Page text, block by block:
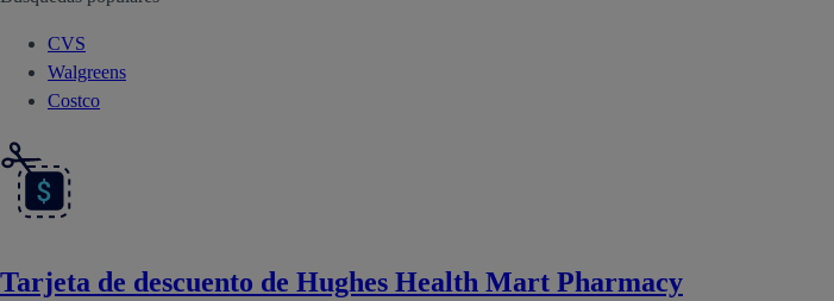
CVS
Walgreens
Costco
Tarjeta de descuento de Hughes Health Mart Pharmacy